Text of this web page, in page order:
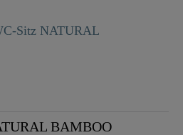
BAMBOO